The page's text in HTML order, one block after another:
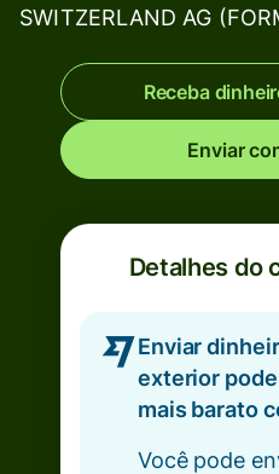
SWITZERLAND AG
Receba
Enviar
Detalhes do
Enviar
exterior
mais barato
Você pode